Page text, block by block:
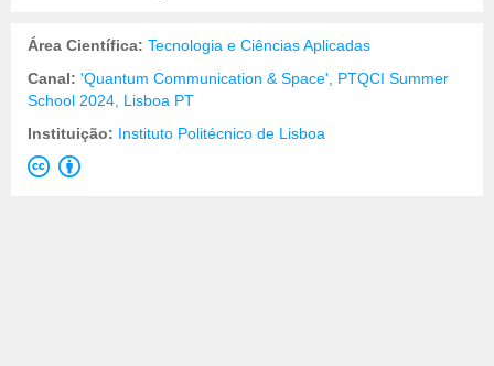
Área Científica: Tecnologia e Ciências Aplicadas
Canal: 'Quantum Communication & Space', PTQCI Summer
School 2024, Lisboa PT
Instituição: Instituto Politécnico de Lisboa